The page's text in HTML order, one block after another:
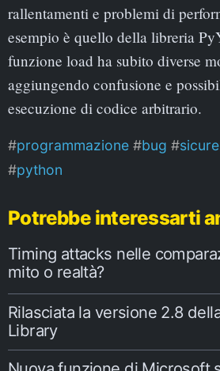
rallentamenti e problemi di
esempio è quello della libreria
funzione load ha subito diverse
aggiungendo confusione e
esecuzione di codice arbitrario.
programmazione bug
python
Potrebbe interessarti
Timing attacks nelle
mito o realtà?
Rilasciata la versione 2.8
Library